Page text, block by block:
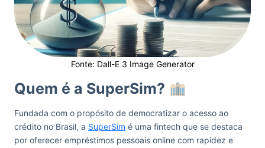
Fonte: Dall-E 3 Image Generator
Quem é a SuperSim?
Fundada com o propósito de democratizar o acesso ao
crédito no Brasil, a SuperSim é uma fintech que se destaca
por oferecer empréstimos pessoais online com rapidez e